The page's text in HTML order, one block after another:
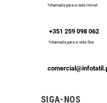
*chamada para a rede móvel
+351 259 098 062
*chamada para a rede fixa
SIGA-NOS